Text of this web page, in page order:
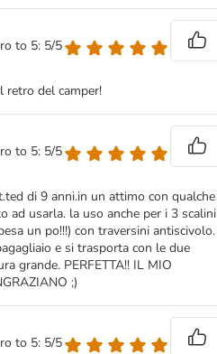
to 5: 5/5
retro del camper!
to 5: 5/5
di 9 anni.in un attimo con qualche
ad usarla. la uso anche per i 3 scalini
un po!!!) con traversini antiscivolo.
e si trasporta con le due
grande. PERFETTA!! IL MIO
;)
to 5: 5/5